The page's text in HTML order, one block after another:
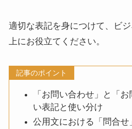
適切な表記を身につけて、ビ
上にお役立てください。
記事のポイント
「お問い合わせ」と「
い表記と使い分け
公用文における「問合せ